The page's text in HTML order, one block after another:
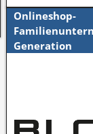
Onlineshop-
Generation